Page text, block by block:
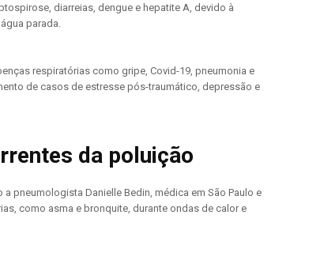
diarreias, dengue e hepatite A, devido à
parada.
respiratórias como gripe, Covid-19, pneumonia e
de casos de estresse pós-traumático, depressão e
da poluição
pneumologista Danielle Bedin, médica em São Paulo e
como asma e bronquite, durante ondas de calor e